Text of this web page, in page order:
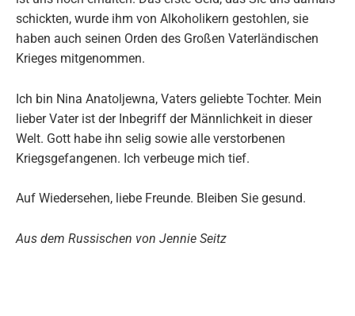
schickten, wurde ihm von Alkoholikern gestohlen, sie
haben auch seinen Orden des Großen Vaterländischen
Krieges mitgenommen.
Ich bin Nina Anatoljewna, Vaters geliebte Tochter. Mein
lieber Vater ist der Inbegriff der Männlichkeit in dieser
Welt. Gott habe ihn selig sowie alle verstorbenen
Kriegsgefangenen. Ich verbeuge mich tief.
Auf Wiedersehen, liebe Freunde. Bleiben Sie gesund.
Aus dem Russischen von Jennie Seitz